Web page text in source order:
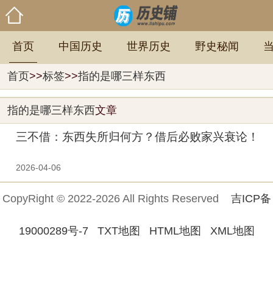
首页 中国历史 世界历史 野史秘闻
首页>>标签>>指的是哪三样东西
指的是哪三样东西文章
三不借：东西失所归何方？借后必败家兴衰论！
2026-04-06
CopyRight © 2022-2026 All Rights Reserved 吉ICP备
19000289号-7 TXT地图 HTML地图 XML地图